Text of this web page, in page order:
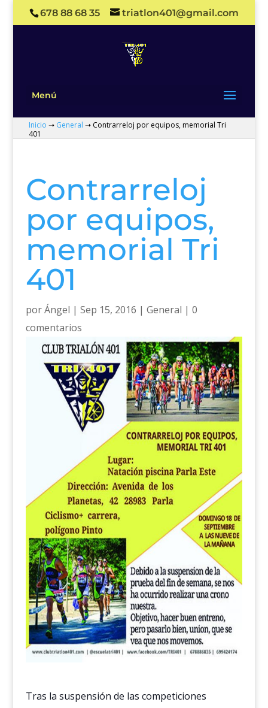
678 88 68 35 triatlon401@gmail.com
Menú
Inicio ➝ General ➝ Contrarreloj por equipos, memorial Tri
401
Contrarreloj
por equipos,
memorial Tri
401
porÁngel | Sep 15, 2016 | General | 0
comentarios
Tras la suspensión de las competiciones